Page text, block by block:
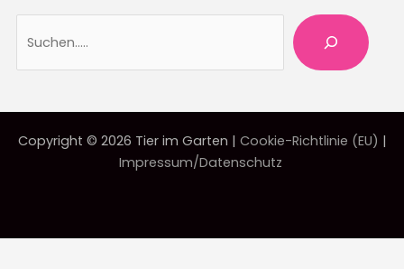
Copyright © 2026 Tier im Garten | Cookie-Richtlinie (EU) |
Impressum/Datenschutz